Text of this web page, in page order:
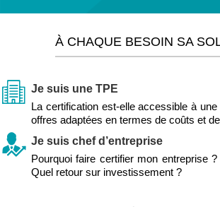
À CHAQUE BESOIN SA
Je suis une TPE
La certification est-elle accessible à
offres adaptées en termes de coûts et
Je suis chef d’entreprise
Pourquoi faire certifier mon entreprise
Quel retour sur investissement ?